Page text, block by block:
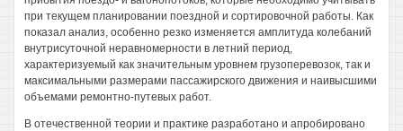
при текущем планировании поездной и сортировочной работы. Как
показал анализ, особенно резко изменяется амплитуда колебаний
внутрисуточной неравномерности в летний период,
характеризуемый как значительным уровнем грузоперевозок, так и
максимальными размерами пассажирского движения и наивысшими
объемами ремонтно-путевых работ.
В отечественной теории и практике разработано и апробировано